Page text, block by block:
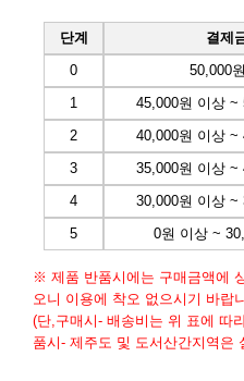
단계 결제
0
50,000
1
45,000원 이상 ~
2
40,000원 이상 ~
3
35,000원 이상 ~
4
30,000원 이상 ~
5
0원 이상 ~
※ 제품 반품시에는 구매금액에
오니 이용에 착오 없으시기 바랍
(단,구매시- 배송비는 위 표에 따
품시- 제주도 및 도서산간지역은